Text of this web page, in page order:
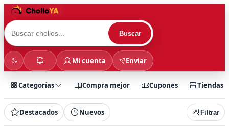
Buscar
Mi cuenta Enviar
Categorías Compra mejor Cupones Tiendas
Destacados Nuevos Filtrar